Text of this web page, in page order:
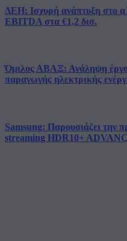
ΔΕΗ: Ισχυρή ανάπτυξη στο
EBITDA στα €1,2 δισ.
Όμιλος ΑΒΑΞ: Ανάληψη
παραγωγής ηλεκτρικής
Samsung: Παρουσιάζει την
streaming HDR10+